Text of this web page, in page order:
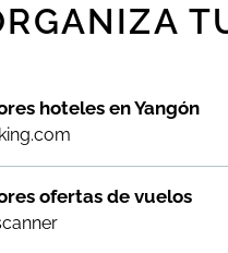
hoteles en Yangón
ofertas de vuelos